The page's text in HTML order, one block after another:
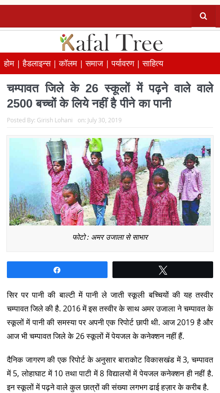
होम |हैडलाइन्स |कॉलम |समाज |पर्यावरण |साहित्य
चम्पावत जिले के 26 स्कूलों में पढ़ने वाले वाले
2500 बच्चों के लिये नहीं है पीने का पानी
Posted By: Girish Lohani on: July 30, 2019
फोटो : अमर उजाला से साभार
सिर पर पानी की बाल्टी में पानी ले जाती स्कूली बच्चियों की यह तस्वीर
चम्पावत जिले की है. 2016 में इस तस्वीर के साथ अमर उजाला ने चम्पावत के
स्कूलों में पानी की समस्या पर अपनी एक रिपोर्ट छापी थी. आज 2019 है और
आज भी चम्पावत जिले के 26 स्कूलों में पेयजल के कनेक्शन नहीं हैं.
दैनिक जागरण की एक रिपोर्ट के अनुसार बाराकोट विकासखंड में 3, चम्पावत
में 5, लोहाघाट में 10 तथा पाटी में 8 विद्यालयों में पेयजल कनेक्शन ही नहीं है.
इन स्कूलों में पढ़ने वाले कुल छात्रों की संख्या लगभग ढाई हज़ार के करीब है.